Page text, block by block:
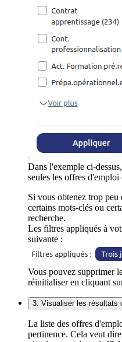
Dans l'exemple ci-
seules les offres
Si vous obtenez trop
certains mots-clés ou
recherche.
Les filtres appliqués à
suivante :
Vous pouvez supprimer
réinitialiser en cliquant
3. Visualiser les résultats
La liste des offres
pertinence. Cela veut